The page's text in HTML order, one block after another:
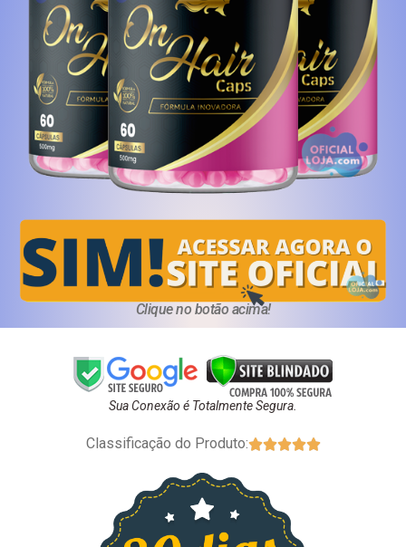
Clique no botão acima!
Sua Conexão é Totalmente Segura.
Classificação do Produto: